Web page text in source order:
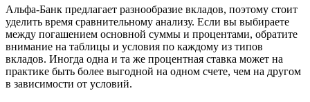
Альфа-Банк предлагает разнообразие вкладов, поэтому стоит
уделить время сравнительному анализу. Если вы выбираете
между погашением основной суммы и процентами, обратите
внимание на таблицы и условия по каждому из типов
вкладов. Иногда одна и та же процентная ставка может на
практике быть более выгодной на одном счете, чем на другом
в зависимости от условий.